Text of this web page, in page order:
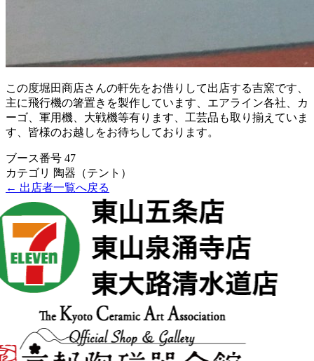
この度堀田商店さんの軒先をお借りして出店する吉窯です、
主に飛行機の箸置きを製作しています、エアライン各社、カ
ーゴ、軍用機、大戦機等有ります、工芸品も取り揃えていま
す、皆様のお越しをお待ちしております。
ブース番号 47
カテゴリ 陶器（テント）
← 出店者一覧へ戻る